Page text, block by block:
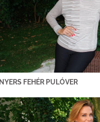
NYERS FEHÉR PULÓVER